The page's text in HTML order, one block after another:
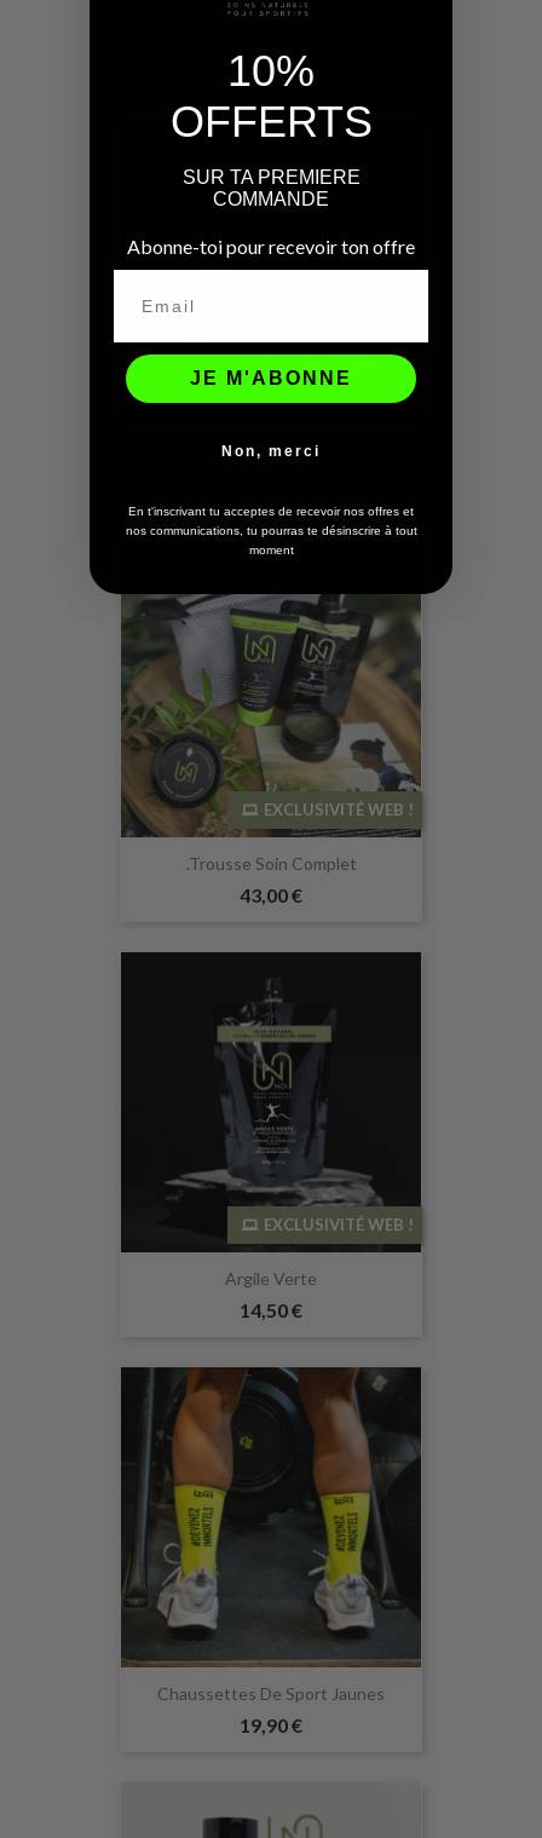
22,00 €
Immortelle De Corse - Huile...
.Trousse Soin Complet
43,00 €
EXCLUSIVITÉ WEB !
Argile Verte
14,50 €
EXCLUSIVITÉ WEB !
Chaussettes De Sport Jaunes
19,90 €
10%
OFFERTS
SUR TA PREMIERE
COMMANDE
Abonne-toi pour recevoir ton offre
JE M'ABONNE
Non, merci
En t'inscrivant tu acceptes de recevoir nos offres et
nos communications, tu pourras te désinscrire à tout
moment